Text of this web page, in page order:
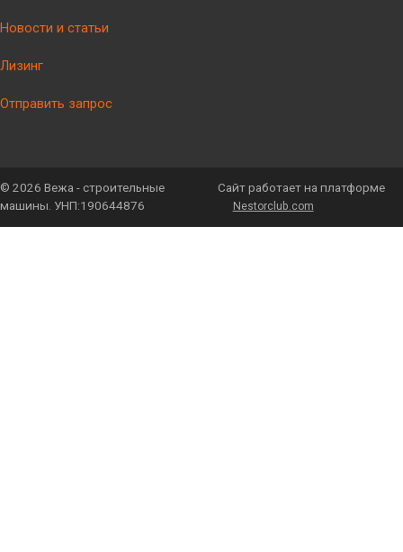
Новости и статьи
Лизинг
Отправить запрос
© 2026 Вежа - строительные
машины. УНП:190644876
Сайт работает на платформе
Nestorclub.com